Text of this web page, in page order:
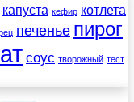
капуста кефир котлета
печенье пирог
соус творожный тест